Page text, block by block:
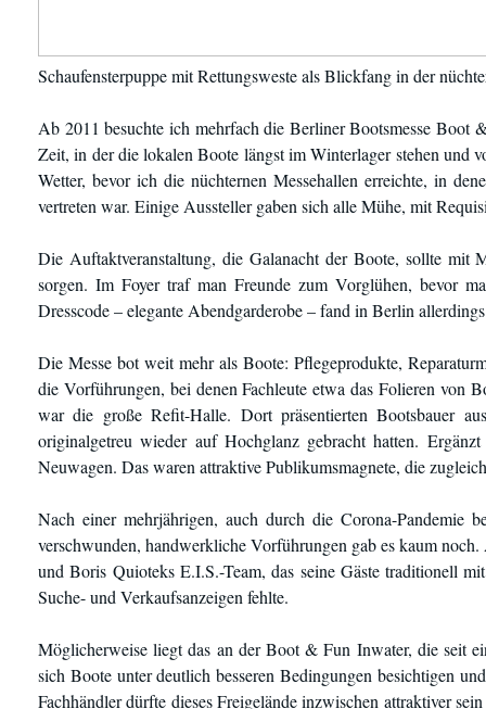
Schaufensterpuppe mit Rettungsweste als Blickfang in der
Ab 2011 besuchte ich mehrfach die Berliner Bootsmesse Boot
Zeit, in der die lokalen Boote längst im Winterlager stehen und
Wetter, bevor ich die nüchternen Messehallen erreichte, in
vertreten war. Einige Aussteller gaben sich alle Mühe, mit
Die Auftaktveranstaltung, die Galanacht der Boote, sollte mit
sorgen. Im Foyer traf man Freunde zum Vorglühen, bevor
Dresscode – elegante Abendgarderobe – fand in Berlin
Die Messe bot weit mehr als Boote: Pflegeprodukte,
die Vorführungen, bei denen Fachleute etwa das Folieren von
war die große Refit-Halle. Dort präsentierten Bootsbauer
originalgetreu wieder auf Hochglanz gebracht hatten.
Neuwagen. Das waren attraktive Publikumsmagnete, die
Nach einer mehrjährigen, auch durch die Corona-Pandemie
verschwunden, handwerkliche Vorführungen gab es kaum
und Boris Quioteks E.I.S.-Team, das seine Gäste traditionell
Suche- und Verkaufsanzeigen fehlte.
Möglicherweise liegt das an der Boot & Fun Inwater, die seit
sich Boote unter deutlich besseren Bedingungen besichtigen
Fachhändler dürfte dieses Freigelände inzwischen attraktiver